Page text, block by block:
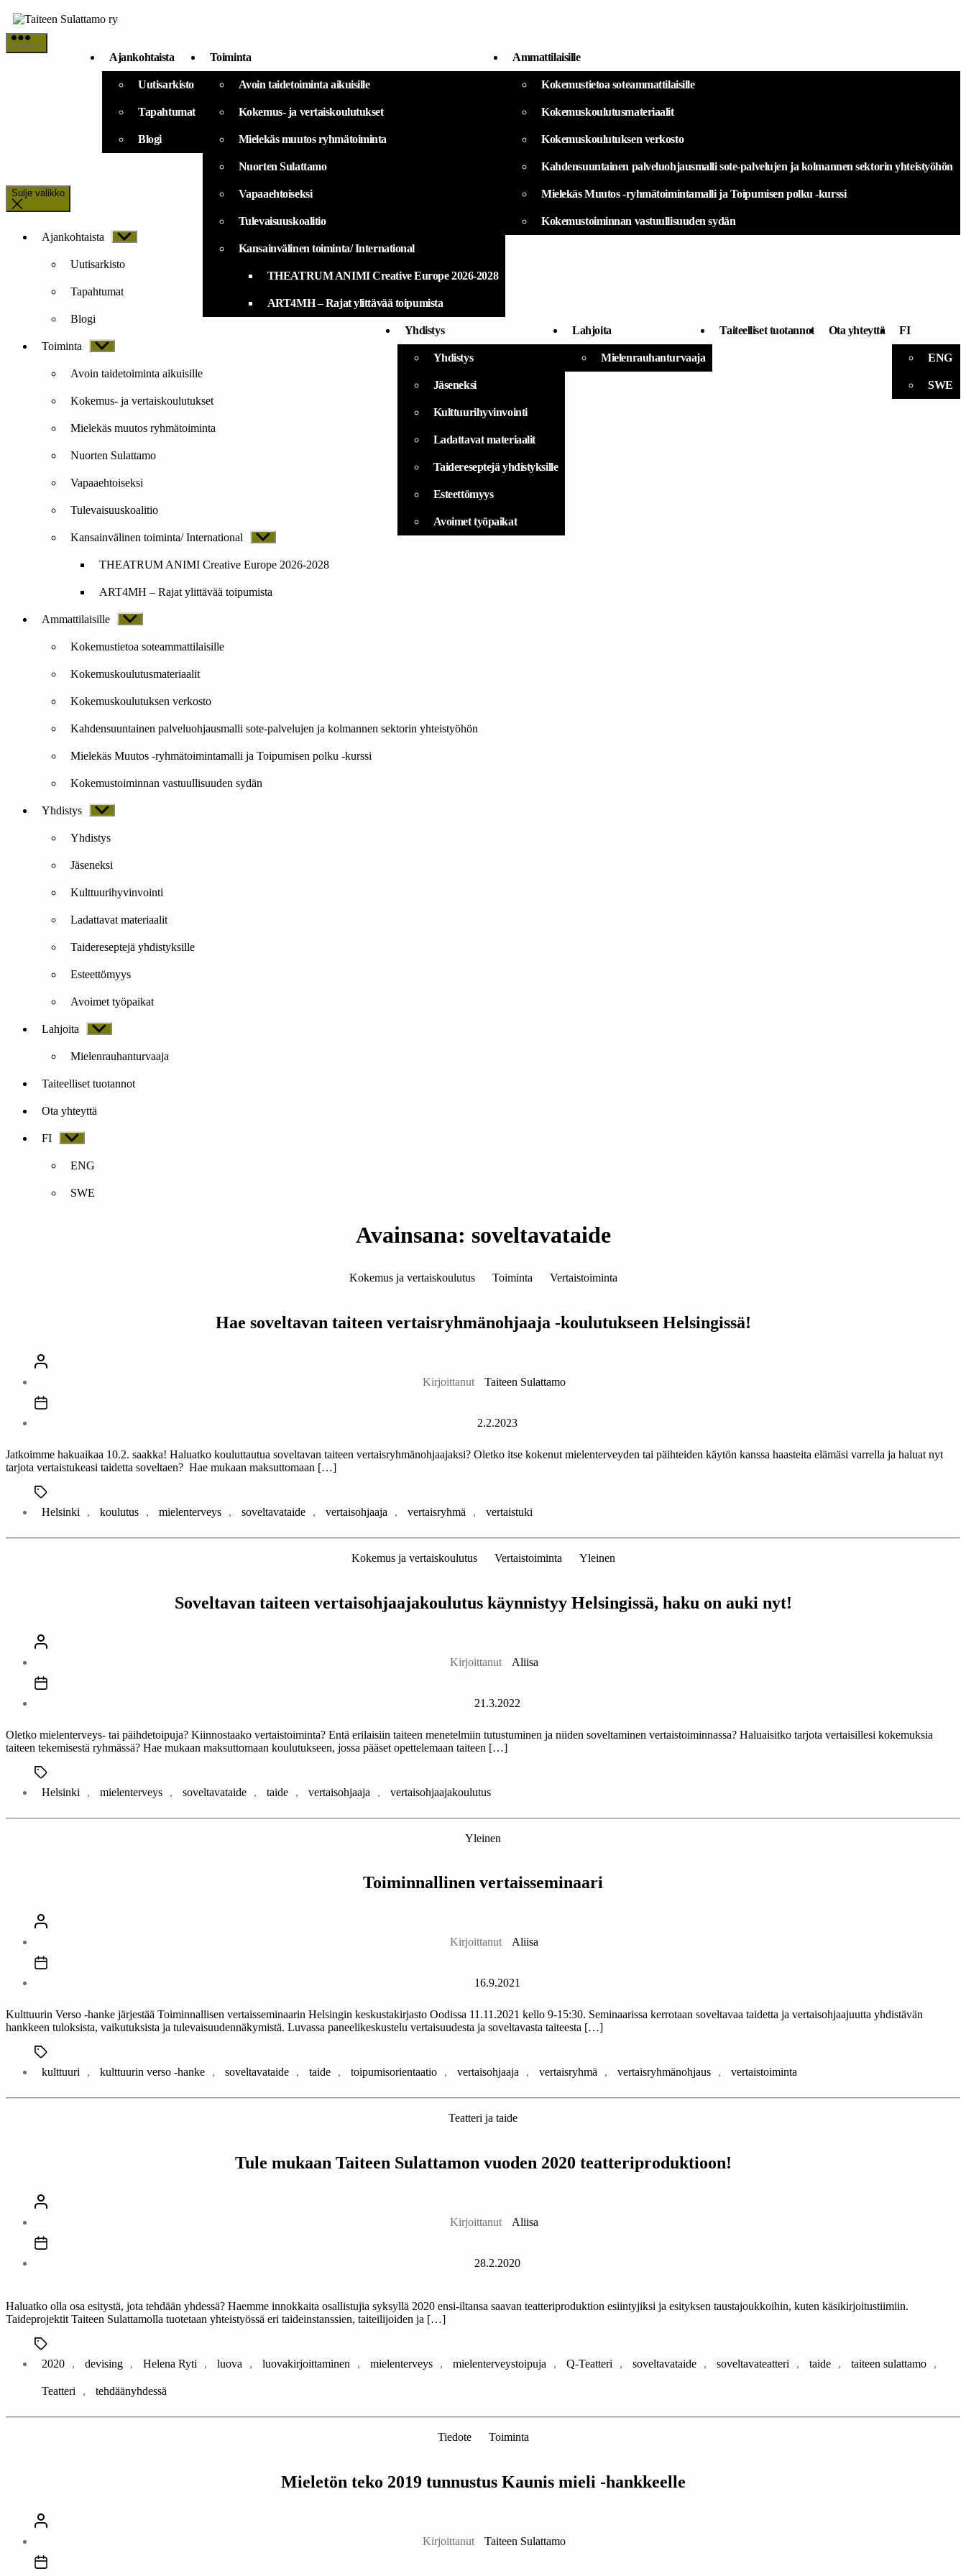
Siirry
sisältöön
Valikko
Ajankohtaista
Uutisarkisto
Tapahtumat
Blogi
Toiminta
Avoin taidetoiminta aikuisille
Kokemus- ja vertaiskoulutukset
Mielekäs muutos ryhmätoiminta
Nuorten Sulattamo
Vapaaehtoiseksi
Tulevaisuuskoalitio
Kansainvälinen toiminta/ International
THEATRUM ANIMI Creative Europe 2026-2028
ART4MH – Rajat ylittävää toipumista
Ammattilaisille
Kokemustietoa soteammattilaisille
Kokemuskoulutusmateriaalit
Kokemuskoulutuksen verkosto
Kahdensuuntainen palveluohjausmalli sote-palvelujen ja kolmannen sektorin yhteistyöhön
Mielekäs Muutos -ryhmätoimintamalli ja Toipumisen polku -kurssi
Kokemustoiminnan vastuullisuuden sydän
Yhdistys
Yhdistys
Jäseneksi
Kulttuurihyvinvointi
Ladattavat materiaalit
Taidereseptejä yhdistyksille
Esteettömyys
Avoimet työpaikat
Lahjoita
Mielenrauhanturvaaja
Taiteelliset tuotannot Ota yhteyttä FI
ENG
SWE
Sulje valikko
Ajankohtaista
Näytä
Uutisarkisto
Tapahtumat
Blogi
Toiminta
Näytä
Avoin taidetoiminta aikuisille
Kokemus- ja vertaiskoulutukset
Mielekäs muutos ryhmätoiminta
Nuorten Sulattamo
Vapaaehtoiseksi
Tulevaisuuskoalitio
Kansainvälinen toiminta/ International
Näytä
THEATRUM ANIMI Creative Europe 2026-2028
ART4MH – Rajat ylittävää toipumista
Ammattilaisille
Näytä
Kokemustietoa soteammattilaisille
Kokemuskoulutusmateriaalit
Kokemuskoulutuksen verkosto
Kahdensuuntainen palveluohjausmalli sote-palvelujen ja kolmannen sektorin yhteistyöhön
Mielekäs Muutos -ryhmätoimintamalli ja Toipumisen polku -kurssi
Kokemustoiminnan vastuullisuuden sydän
Yhdistys
Näytä
Yhdistys
Jäseneksi
Kulttuurihyvinvointi
Ladattavat materiaalit
Taidereseptejä yhdistyksille
Esteettömyys
Avoimet työpaikat
Lahjoita
Näytä
Mielenrauhanturvaaja
Taiteelliset tuotannot
Ota yhteyttä
FI
Näytä
ENG
SWE
Avainsana: soveltavataide
Kokemus ja vertaiskoulutus Toiminta Vertaistoiminta
Hae soveltavan taiteen vertaisryhmänohjaaja -koulutukseen Helsingissä!
Kirjoittanut
Taiteen Sulattamo
2.2.2023
Jatkoimme hakuaikaa 10.2. saakka! Haluatko kouluttautua soveltavan taiteen vertaisryhmänohjaajaksi? Oletko itse kokenut mielenterveyden tai päihteiden käytön kanssa haasteita elämäsi varrella ja haluat nyt
tarjota vertaistukeasi taidetta soveltaen? Hae mukaan maksuttomaan […]
Avainsanat
Helsinki
, koulutus , mielenterveys , soveltavataide , vertaisohjaaja , vertaisryhmä , vertaistuki
Kokemus ja vertaiskoulutus Vertaistoiminta Yleinen
Soveltavan taiteen vertaisohjaajakoulutus käynnistyy Helsingissä, haku on auki nyt!
Kirjoittanut
Aliisa
21.3.2022
Oletko mielenterveys- tai päihdetoipuja? Kiinnostaako vertaistoiminta? Entä erilaisiin taiteen menetelmiin tutustuminen ja niiden soveltaminen vertaistoiminnassa? Haluaisitko tarjota vertaisillesi kokemuksia
taiteen tekemisestä ryhmässä? Hae mukaan maksuttomaan koulutukseen, jossa pääset opettelemaan taiteen […]
Avainsanat
Helsinki
, mielenterveys , soveltavataide , taide , vertaisohjaaja , vertaisohjaajakoulutus
Yleinen
Toiminnallinen vertaisseminaari
Kirjoittanut
Aliisa
16.9.2021
Kulttuurin Verso -hanke järjestää Toiminnallisen vertaisseminaarin Helsingin keskustakirjasto Oodissa 11.11.2021 kello 9-15:30. Seminaarissa kerrotaan soveltavaa taidetta ja vertaisohjaajuutta yhdistävän
hankkeen tuloksista, vaikutuksista ja tulevaisuudennäkymistä. Luvassa paneelikeskustelu vertaisuudesta ja soveltavasta taiteesta […]
Avainsanat
kulttuuri
, kulttuurin verso -hanke , soveltavataide , taide , toipumisorientaatio , vertaisohjaaja , vertaisryhmä , vertaisryhmänohjaus , vertaistoiminta
Teatteri ja taide
Tule mukaan Taiteen Sulattamon vuoden 2020 teatteriproduktioon!
Kirjoittanut
Aliisa
28.2.2020
Haluatko olla osa esitystä, jota tehdään yhdessä? Haemme innokkaita osallistujia syksyllä 2020 ensi-iltansa saavan teatteriproduktion esiintyjiksi ja esityksen taustajoukkoihin, kuten käsikirjoitustiimiin.
Taideprojektit Taiteen Sulattamolla tuotetaan yhteistyössä eri taideinstanssien, taiteilijoiden ja […]
Avainsanat
2020
, devising , Helena Ryti , luova , luovakirjoittaminen , mielenterveys , mielenterveystoipuja , Q-Teatteri , soveltavataide , soveltavateatteri , taide , taiteen sulattamo ,
Teatteri , tehdäänyhdessä
Tiedote Toiminta
Mieletön teko 2019 tunnustus Kaunis mieli -hankkeelle
Kirjoittanut
Taiteen Sulattamo